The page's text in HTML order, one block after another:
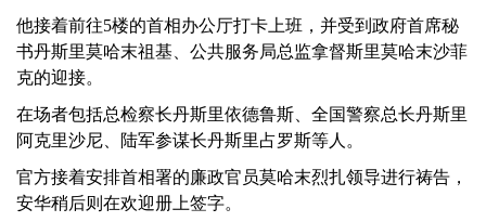
他接着前往5楼的首相办公厅打卡上班，并受到政府首席秘
书丹斯里莫哈末祖基、公共服务局总监拿督斯里莫哈末沙菲
克的迎接。
在场者包括总检察长丹斯里依德鲁斯、全国警察总长丹斯里
阿克里沙尼、陆军参谋长丹斯里占罗斯等人。
官方接着安排首相署的廉政官员莫哈末烈扎领导进行祷告，
安华稍后则在欢迎册上签字。